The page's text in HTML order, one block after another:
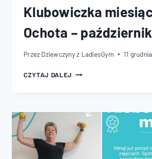
Klubowiczka
Ochota –
Przez Dziewczyny z LadiesGym 11
CZYTAJ DALEJ KLUBOWICZKA
PAŹDZIERNIK
2023